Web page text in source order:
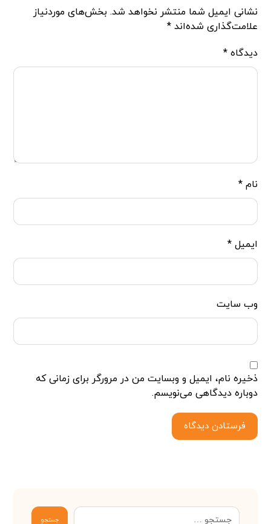
نشانی ایمیل شما منتشر نخواهد شد. بخش‌های موردنیاز
علامت‌گذاری شده‌اند*
دیدگاه*
نام*
ایمیل*
وب‌ سایت
ذخیره نام، ایمیل و وبسایت من در مرورگر برای زمانی که
دوباره دیدگاهی می‌نویسم.
فرستادن دیدگاه
جستجو